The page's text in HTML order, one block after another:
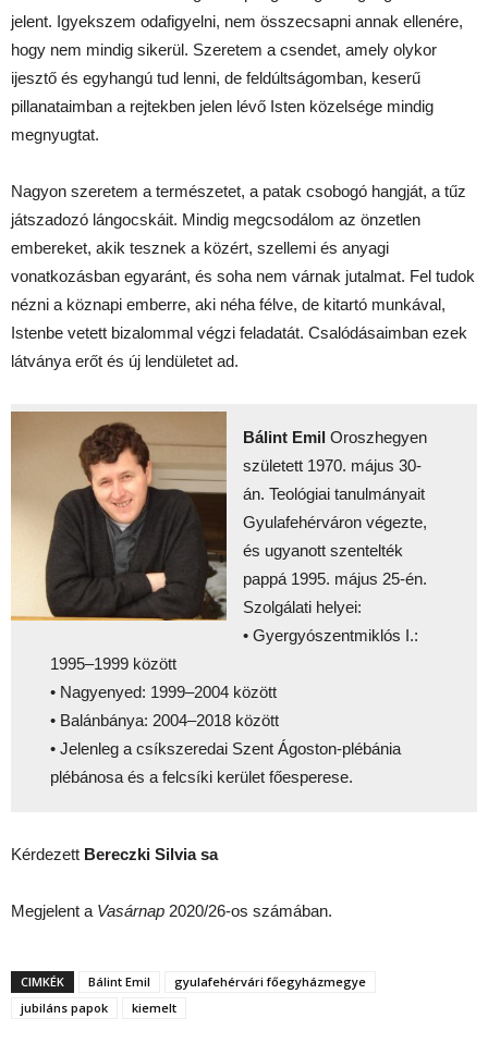
jelent. Igyekszem odafigyelni, nem összecsapni annak ellenére,
hogy nem mindig sikerül. Szeretem a csendet, amely olykor
ijesztő és egyhangú tud lenni, de feldúltságomban, keserű
pillanataimban a rejtekben jelen lévő Isten közelsége mindig
megnyugtat.
Nagyon szeretem a természetet, a patak csobogó hangját, a tűz
játszadozó lángocskáit. Mindig megcsodálom az önzetlen
embereket, akik tesznek a közért, szellemi és anyagi
vonatkozásban egyaránt, és soha nem várnak jutalmat. Fel tudok
nézni a köznapi emberre, aki néha félve, de kitartó munkával,
Istenbe vetett bizalommal végzi feladatát. Csalódásaimban ezek
látványa erőt és új lendületet ad.
Bálint Emil Oroszhegyen
született 1970. május 30-
án. Teológiai tanulmányait
Gyulafehérváron végezte,
és ugyanott szentelték
pappá 1995. május 25-én.
Szolgálati helyei:
• Gyergyószentmiklós I.:
1995–1999 között
• Nagyenyed: 1999–2004 között
• Balánbánya: 2004–2018 között
• Jelenleg a csíkszeredai Szent Ágoston-plébánia
plébánosa és a felcsíki kerület főesperese.
Kérdezett Bereczki Silvia sa
Megjelent a Vasárnap 2020/26-os számában.
CIMKÉK Bálint Emil
gyulafehérvári főegyházmegye
jubiláns papok
kiemelt